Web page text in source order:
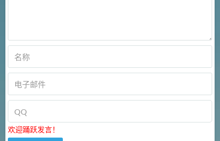
欢迎踊跃发言！